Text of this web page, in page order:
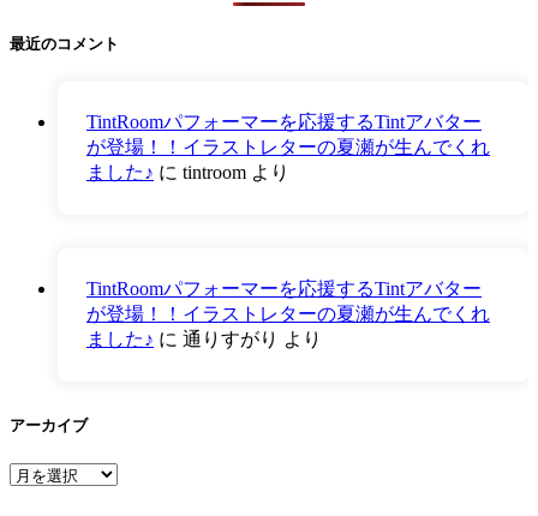
最近のコメント
TintRoomパフォーマーを応援するTintアバター
が登場！！イラストレターの夏瀬が生んでくれ
ました♪ に tintroom より
TintRoomパフォーマーを応援するTintアバター
が登場！！イラストレターの夏瀬が生んでくれ
ました♪ に 通りすがり より
アーカイブ
ア